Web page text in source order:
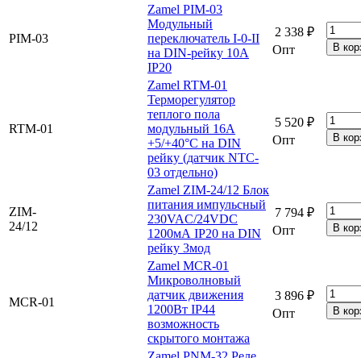
PIM-03
Zamel PIM-03
Модульный
переключатель I-0-II
на DIN-рейку 10А
IP20
2 338 ₽
Опт
RTM-01
Zamel RTM-01
Терморегулятор
теплого пола
модульный 16А
+5/+40°С на DIN
рейку (датчик NTC-
03 отдельно)
5 520 ₽
Опт
ZIM-
24/12
Zamel ZIM-24/12 Блок
питания импульсный
230VAC/24VDC
1200мА IP20 на DIN
рейку 3мод
7 794 ₽
Опт
MCR-01
Zamel MCR-01
Микроволновый
датчик движения
1200Вт IP44
возможность
скрытого монтажа
3 896 ₽
Опт